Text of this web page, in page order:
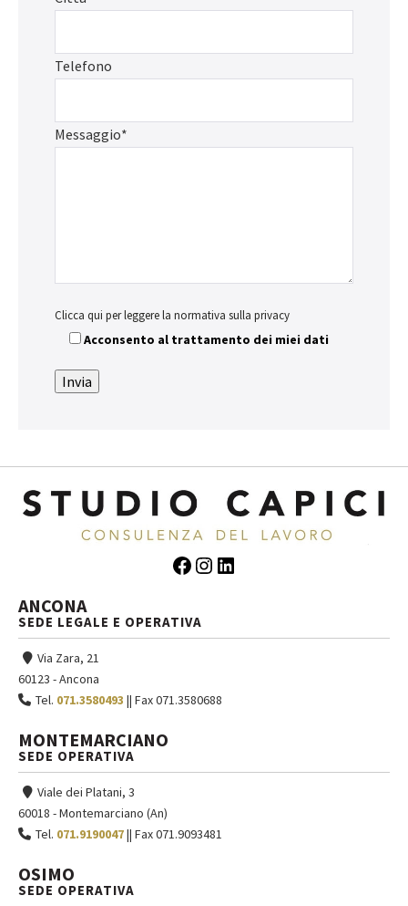
Telefono
Messaggio*
Clicca qui per leggere la normativa sulla privacy
Acconsento al trattamento dei miei dati
Facebook
Instagram
LinkedIn
ANCONA
SEDE LEGALE E OPERATIVA
Via Zara, 21
60123 - Ancona
Tel. 071.3580493 || Fax 071.3580688
MONTEMARCIANO
SEDE OPERATIVA
Viale dei Platani, 3
60018 - Montemarciano (An)
Tel. 071.9190047|| Fax 071.9093481
OSIMO
SEDE OPERATIVA